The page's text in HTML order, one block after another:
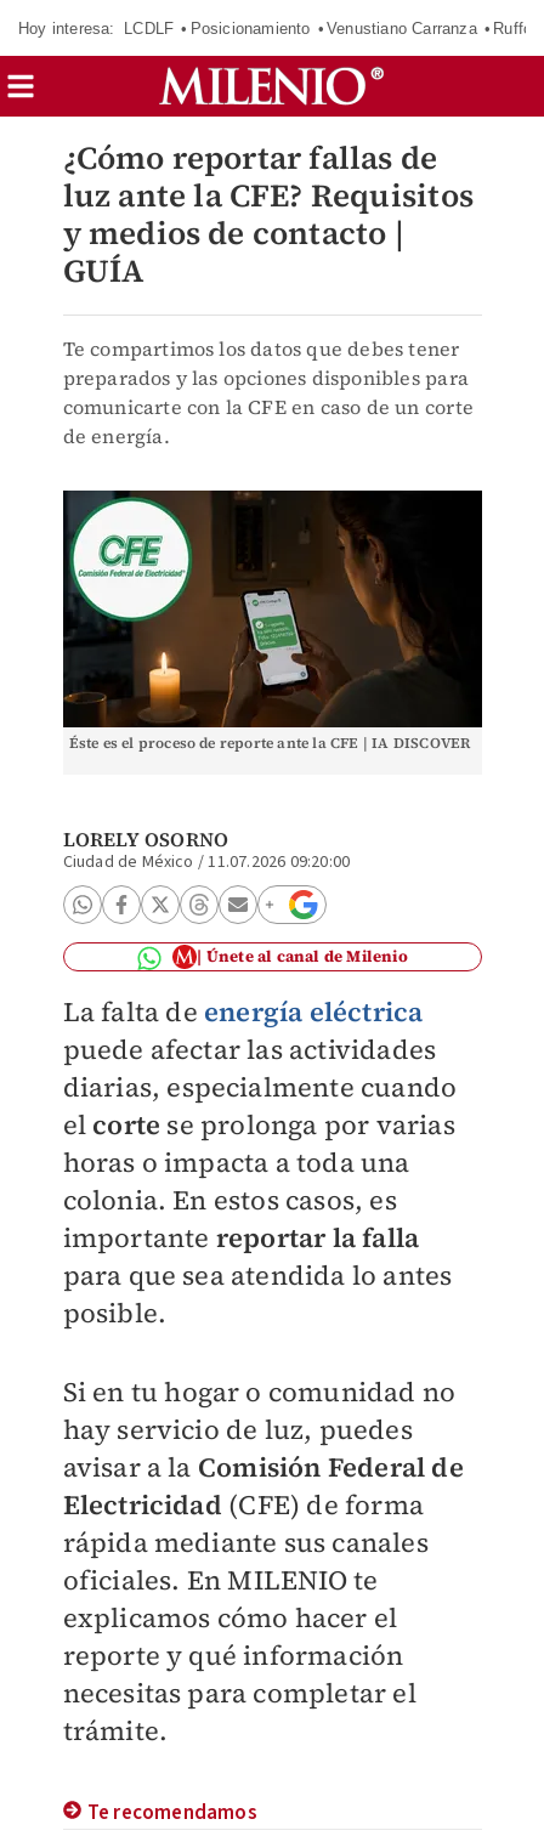
Hoy interesa: LCDLF Posicionamiento Venustiano Carranza Ruffo
¿Cómo reportar fallas de
luz ante la CFE? Requisitos
y medios de contacto |
GUÍA
Te compartimos los datos que debes tener
preparados y las opciones disponibles para
comunicarte con la CFE en caso de un corte
de energía.
Éste es el proceso de reporte ante la CFE | IA DISCOVER
LORELY OSORNO
Ciudad de México /11.07.2026 09:20:00
Únete al canal de Milenio
La falta de energía eléctrica
puede afectar las actividades
diarias, especialmente cuando
el corte se prolonga por varias
horas o impacta a toda una
colonia. En estos casos, es
importante reportar la falla
para que sea atendida lo antes
posible.
Si en tu hogar o comunidad no
hay servicio de luz, puedes
avisar a la Comisión Federal de
Electricidad (CFE) de forma
rápida mediante sus canales
oficiales. EnMILENIOte
explicamos cómo hacer el
reporte y qué información
necesitas para completar el
trámite.
Te recomendamos